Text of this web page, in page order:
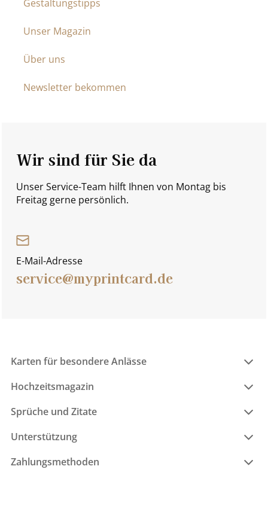
Gestaltungstipps
Unser Magazin
Über uns
Newsletter bekommen
Wir sind für Sie da
Unser Service-Team hilft Ihnen von Montag bis
Freitag gerne persönlich.
E-Mail-Adresse
service@myprintcard.de
Karten für besondere Anlässe
Hochzeitsmagazin
Sprüche und Zitate
Unterstützung
Zahlungsmethoden